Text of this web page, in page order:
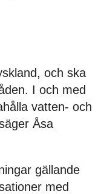
och ska
I och med
vatten- och
Åsa
gällande
med